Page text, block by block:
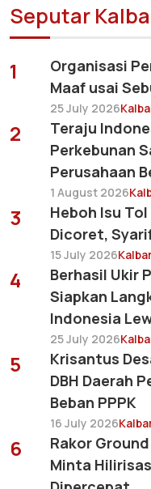
Seputar
1
Organisasi
Maaf usai
25 July 2026
2
Teraju
Perkebunan
Perusahaan
1 August 2026
3
Heboh Isu
Dicoret,
15 July 2026
4
Berhasil Ukir
Siapkan
Indonesia
25 July 2026
5
Krisantus
DBH Daerah
Beban PPPK
16 July 2026
6
Rakor
Minta